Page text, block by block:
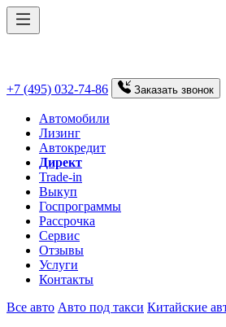
+7 (495) 032-74-86 Заказать звонок
Автомобили
Лизинг
Автокредит
Директ
Trade-in
Выкуп
Госпрограммы
Рассрочка
Сервис
Отзывы
Услуги
Контакты
Все авто Авто под такси Китайские